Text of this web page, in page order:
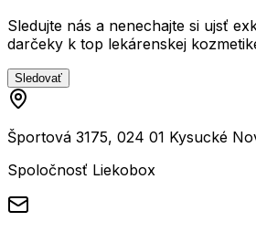
Sledujte nás a nenechajte si ujsť
darčeky k top lekárenskej
Sledovať
Športová 3175, 024 01 Kysucké
Spoločnosť Liekobox